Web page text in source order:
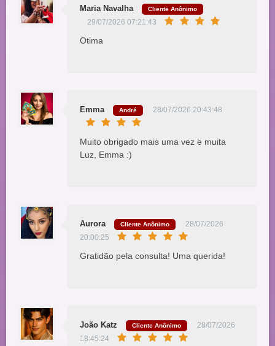
Maria Navalha Cliente Anônimo
29/07/2026 07:21:43
Otima
Emma André 28/07/2026 20:43:48
Muito obrigado mais uma vez e muita
Luz, Emma :)
Aurora Cliente Anônimo
28/07/2026
20:00:25
Gratidão pela consulta! Uma querida!
João Katz Cliente Anônimo
28/07/2026
18:45:24